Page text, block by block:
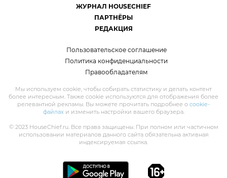
ЖУРНАЛ HOUSECHIEF
ПАРТНЁРЫ
РЕДАКЦИЯ
Пользовательское соглашение
Политика конфиденциальности
Правообладателям
Мы используем cookie, чтобы собирать статистику и делать контент
более интересным. Также cookie используются для отображения более
релевантной рекламы. Вы можете прочитать подробнее о cookie-
файлахи изменить настройки вашего браузера.
© 2023 HouseChief.ru. Все права защищены. При полном или частичном
использовании материалов данного сайта обязательна активная
индексируемая ссылка.